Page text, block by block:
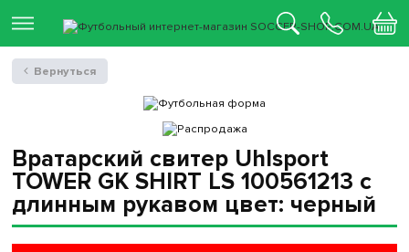
Вратарский свитер Uhlsport
TOWER GK SHIRT LS 100561213 с
длинным рукавом цвет: черный
Вернуться